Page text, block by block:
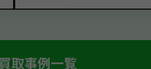
買取事例一覧